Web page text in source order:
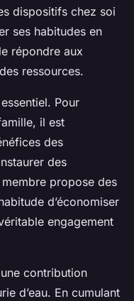
dispositifs chez soi
ses habitudes en
répondre aux
ressources.
Pour
il est
des
des
propose des
d’économiser
engagement
contribution
d’eau. En cumulant